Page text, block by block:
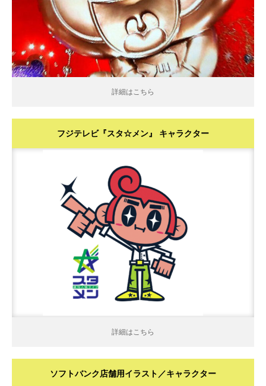
詳細はこちら
フジテレビ『スタ☆メン』 キャラクター
詳細はこちら
詳細はこちら
ソフトバンク店舗用イラスト／キャラクター